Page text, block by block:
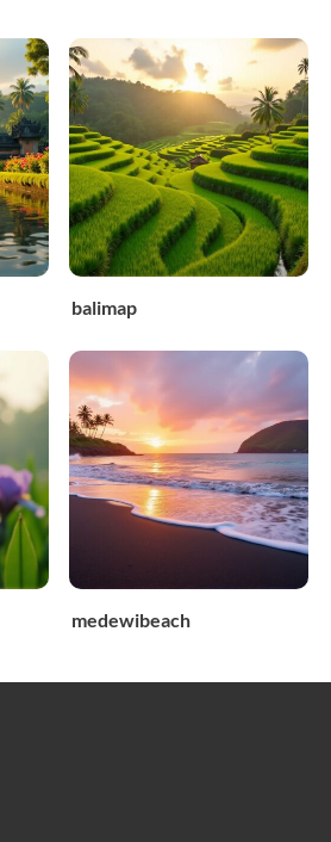
balimap
medewibeach